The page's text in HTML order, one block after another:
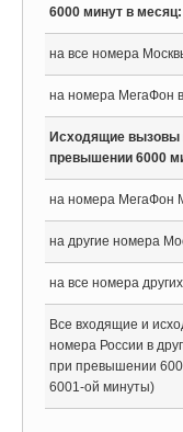
6000 минут в месяц:
на все номера
на номера МегаФон
Исходящие вызовы
превышении 6000
на номера МегаФон
на другие номера
на все номера
Все входящие и
номера России в
при превышении
6001-ой минуты)